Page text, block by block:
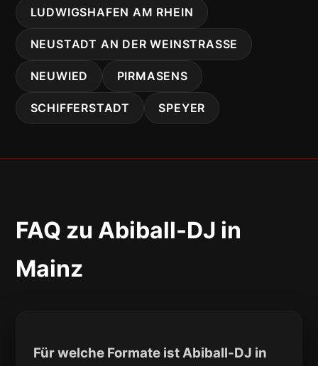
LUDWIGSHAFEN AM RHEIN
NEUSTADT AN DER WEINSTRASSE
NEUWIED PIRMASENS
SCHIFFERSTADT SPEYER
FAQ zu Abiball-DJ in
Mainz
Für welche Formate ist Abiball-DJ in